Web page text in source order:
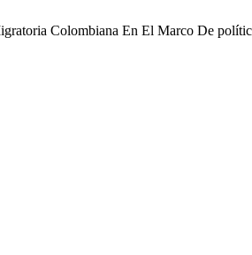
Colombiana En El Marco De